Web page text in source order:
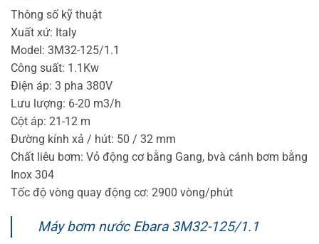
Thông số kỹ thuật
Xuất xứ: Italy
Model: 3M32-125/1.1
Công suất: 1.1Kw
Điện áp: 3 pha 380V
Lưu lượng: 6-20 m3/h
Cột áp: 21-12 m
Đường kính xả / hút: 50 / 32 mm
Chất liêu bơm: Vỏ động cơ bằng Gang, bvà cánh bơm bằng
Inox 304
Tốc độ vòng quay động cơ: 2900 vòng/phút
Máy bơm nước Ebara 3M32-125/1.1